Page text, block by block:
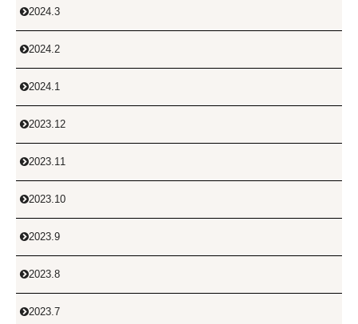
2024.3
2024.2
2024.1
2023.12
2023.11
2023.10
2023.9
2023.8
2023.7